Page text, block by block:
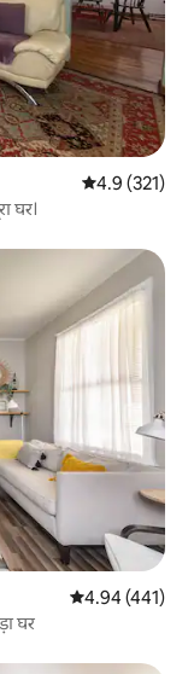
औसत रेटिंग 5 में
4.9 (321)
घर।
औसत रेटिंग 5 में से
4.94 (441)
घर